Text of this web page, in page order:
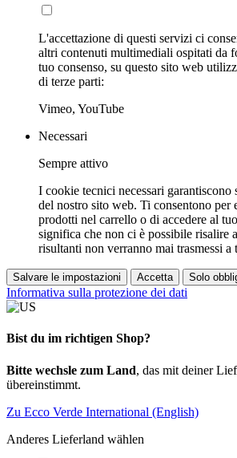
L'accettazione di questi servizi ci
altri contenuti multimediali ospitati da
tuo consenso, su questo sito web
di terze parti:
Vimeo, YouTube
Necessari
Sempre attivo
I cookie tecnici necessari
del nostro sito web. Ti consentono per
prodotti nel carrello o di accedere al
significa che non ci è possibile risalire
risultanti non verranno mai trasmessi a
Salvare le impostazioni Accetta Solo
Informativa sulla protezione dei dati
Bist du im richtigen Shop?
Bitte wechsle zum Land, das mit deiner
übereinstimmt.
Zu Ecco Verde International (English)
Anderes Lieferland wählen